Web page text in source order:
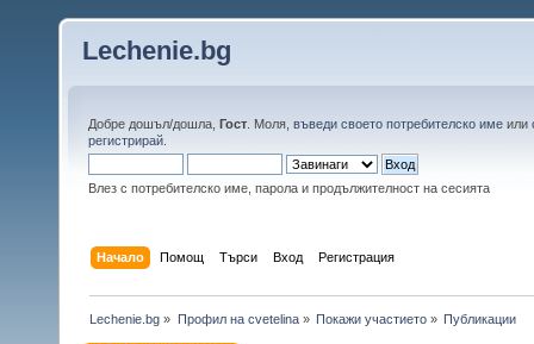
Lechenie.bg
Добре дошъл/дошла, Гост . Моля, въведи своето потребителско име или
регистрирай
Влез с потребителско име, парола и продължителност на сесията
Начало Помощ Търси Вход Регистрация
Lechenie.bg » Профил на cvetelina» Покажи участието» Публикации